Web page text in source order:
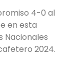
4-0 al
en esta
Nacionales
2024.